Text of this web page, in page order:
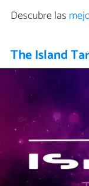
Descubre las
The Island